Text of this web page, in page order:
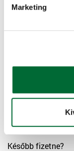
Marketing
KAPCSOLÓDÓ
Bebiztosítaná
Később fizetne?